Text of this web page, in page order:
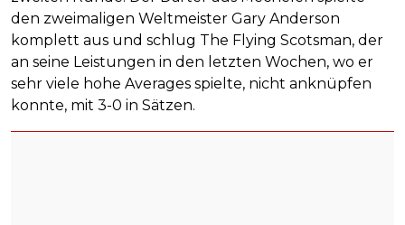
den zweimaligen Weltmeister Gary Anderson
komplett aus und schlug The Flying Scotsman, der
an seine Leistungen in den letzten Wochen, wo er
sehr viele hohe Averages spielte, nicht anknüpfen
konnte, mit 3-0 in Sätzen.